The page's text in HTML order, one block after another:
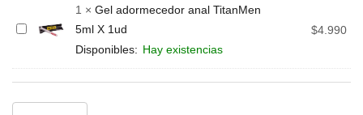
Gel
adormecedor
anal
1 × Gel adormecedor anal TitanMen
5ml X 1ud
Disponibles: Hay existencias
$4.990